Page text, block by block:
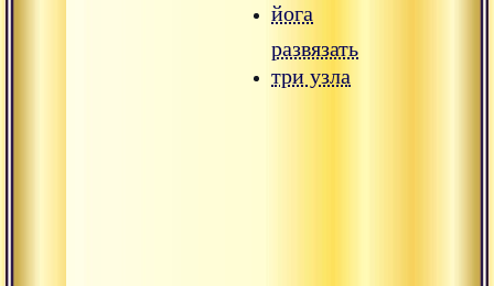
йога
развязать
три узла